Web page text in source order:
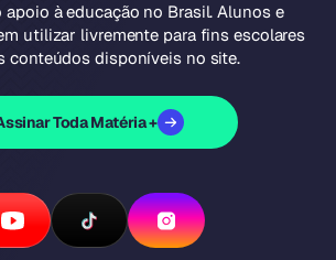
à educação no Brasil. Alunos e
utilizar livremente para fins escolares
conteúdos disponíveis no site.
Toda Matéria +